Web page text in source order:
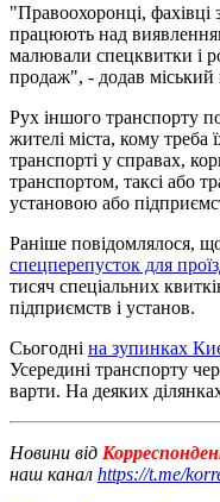
"Правоохоронці, фахівці
працюють над
малювали спецквитки і
продаж", - додав міський
Рух іншого транспорту
жителі міста, кому треба
транспорті у справах,
транспортом, таксі або
установою або
Раніше повідомлялося,
спецперепусток для
тисяч спеціальних
підприємств і установ.
Сьогодні на зупинках
Усередині транспорту
варти. На деяких
Новини від
наш канал https://t.me/